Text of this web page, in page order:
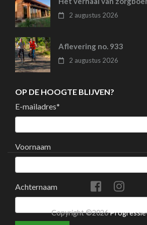
2 augustus 2026
Aflevering no. 933
2 augustus 2026
OP DE HOOGTE BLIJVEN?
E-mailadres*
Voornaam
Achternaam
Copyright ©2026